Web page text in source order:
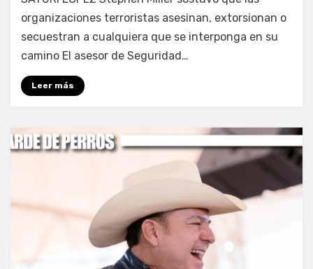
organizaciones terroristas asesinan, extorsionan o
secuestran a cualquiera que se interponga en su
camino El asesor de Seguridad…
Leer más